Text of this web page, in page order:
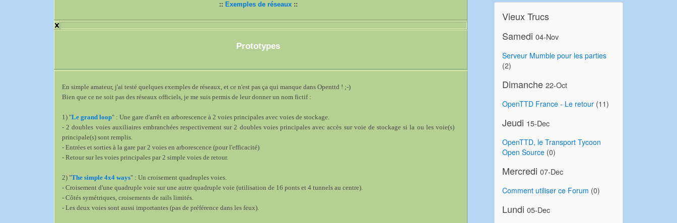
:: Exemples de réseaux::
Prototypes
En simple amateur, j'ai testé quelques exemples de réseaux, et ce n'est pas ça qui manque dans Openttd ! ;-)
Bien que ce ne soit pas des réseaux officiels, je me suis permis de leur donner un nom fictif :
1) "Le grand loop" : Une gare d'arrêt en arborescence à 2 voies principales avec voies de stockage.
- 2 doubles voies auxiliaires embranchées respectivement sur 2 doubles voies principales avec accès sur voie de stockage si la ou les voie(s)
principale(s) sont remplis.
- Entrées et sorties à la gare par 2 voies en arborescence (pour l'efficacité)
- Retour sur les voies principales par 2 simple voies de retour.
2) "The simple 4x4 ways" : Un croisement quadruples voies.
- Croisement d'une quadruple voie sur une autre quadruple voie (utilisation de 16 ponts et 4 tunnels au centre).
- Côtés symétriques, croisements de rails limités.
- Les deux voies sont aussi importantes (pas de préférence dans les feux).
Vieux Trucs
Samedi 04-Nov
Serveur Mumble pour les parties
(2)
Dimanche 22-Oct
OpenTTD France - Le retour(11)
Jeudi 15-Dec
OpenTTD, le Transport Tycoon
Open Source(0)
Mercredi 07-Dec
Comment utiliser ce Forum (0)
Lundi 05-Dec